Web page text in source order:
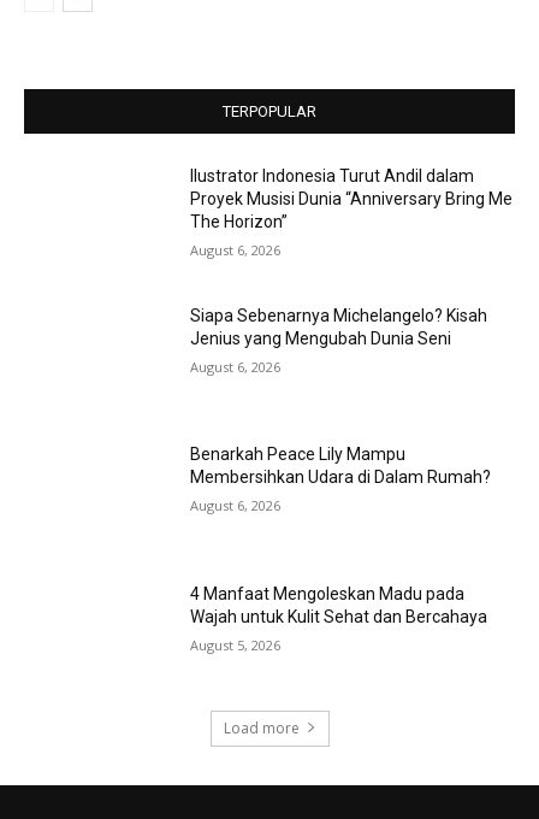
TERPOPULAR
Ilustrator Indonesia Turut Andil dalam
Proyek Musisi Dunia “Anniversary Bring Me
The Horizon”
August 6, 2026
Siapa Sebenarnya Michelangelo? Kisah
Jenius yang Mengubah Dunia Seni
August 6, 2026
Benarkah Peace Lily Mampu
Membersihkan Udara di Dalam Rumah?
August 6, 2026
4 Manfaat Mengoleskan Madu pada
Wajah untuk Kulit Sehat dan Bercahaya
August 5, 2026
Load more